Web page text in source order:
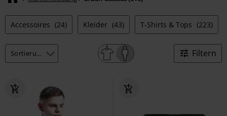
Accessoires (24) Kleider (43) T-Shirts & Tops (223)
Filtern